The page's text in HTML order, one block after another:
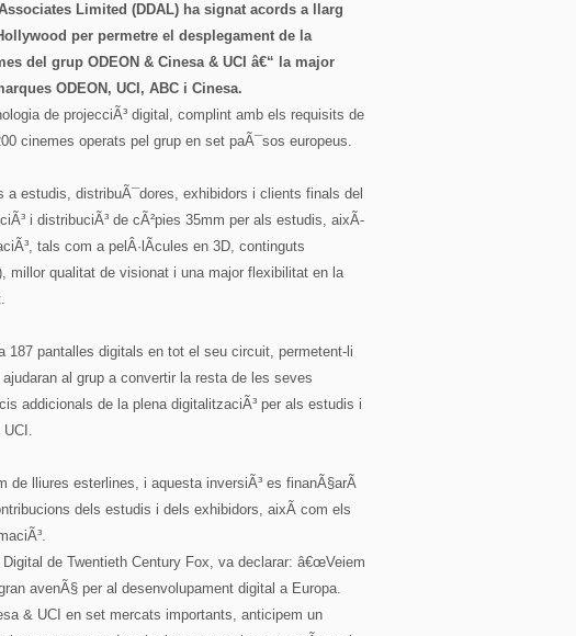
Limited (DDAL) ha signat acords a llarg
per permetre el desplegament de la
del grup ODEON & Cinesa & UCI â€“ la major
ODEON, UCI, ABC i Cinesa.
de projecciÃ³ digital, complint amb els requisits de
cinemes operats pel grup en set paÃ¯sos europeus.
estudis, distribuÃ¯dores, exhibidors i clients finals del
i distribuciÃ³ de cÃ²pies 35mm per als estudis, aixÃ­
tals com a pelÂ·lÃ­cules en 3D, continguts
millor qualitat de visionat i una major flexibilitat en la
187 pantalles digitals en tot el seu circuit, permetent-li
al grup a convertir la resta de les seves
addicionals de la plena digitalitzaciÃ³ per als estudis i
UCI.
lliures esterlines, i aquesta inversiÃ³ es finanÃ§arÃ
dels estudis i dels exhibidors, aixÃ­ com els
de Twentieth Century Fox, va declarar: â€œVeiem
avenÃ§ per al desenvolupament digital a Europa.
& UCI en set mercats importants, anticipem un